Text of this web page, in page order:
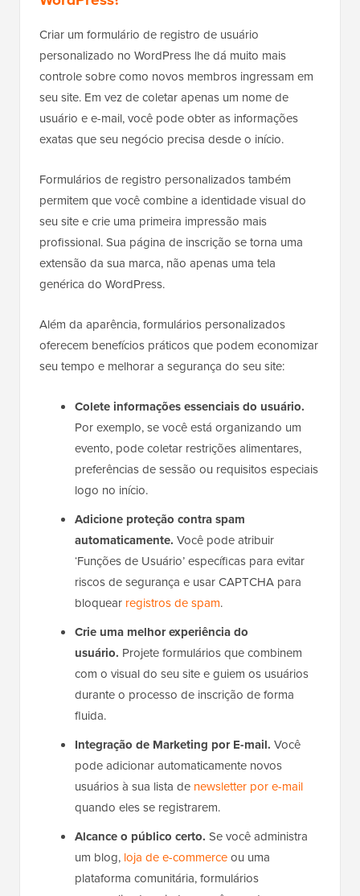
Criar um formulário de registro de usuário
personalizado no WordPress lhe dá muito mais
controle sobre como novos membros ingressam em
seu site. Em vez de coletar apenas um nome de
usuário e e-mail, você pode obter as informações
exatas que seu negócio precisa desde o início.
Formulários de registro personalizados também
permitem que você combine a identidade visual do
seu site e crie uma primeira impressão mais
profissional. Sua página de inscrição se torna uma
extensão da sua marca, não apenas uma tela
genérica do WordPress.
Além da aparência, formulários personalizados
oferecem benefícios práticos que podem economizar
seu tempo e melhorar a segurança do seu site:
Colete informações essenciais do usuário.
Por exemplo, se você está organizando um
evento, pode coletar restrições alimentares,
preferências de sessão ou requisitos especiais
logo no início.
Adicione proteção contra spam
automaticamente. Você pode atribuir
‘Funções de Usuário’ específicas para evitar
riscos de segurança e usar CAPTCHA para
bloquear registros de spam.
Crie uma melhor experiência do
usuário. Projete formulários que combinem
com o visual do seu site e guiem os usuários
durante o processo de inscrição de forma
fluida.
Integração de Marketing por E-mail. Você
pode adicionar automaticamente novos
usuários à sua lista de newsletter por e-mail
quando eles se registrarem.
Alcance o público certo. Se você administra
um blog, loja de e-commerceou uma
plataforma comunitária, formulários